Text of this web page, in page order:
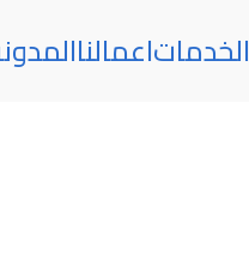
الخدماتاعمالنا